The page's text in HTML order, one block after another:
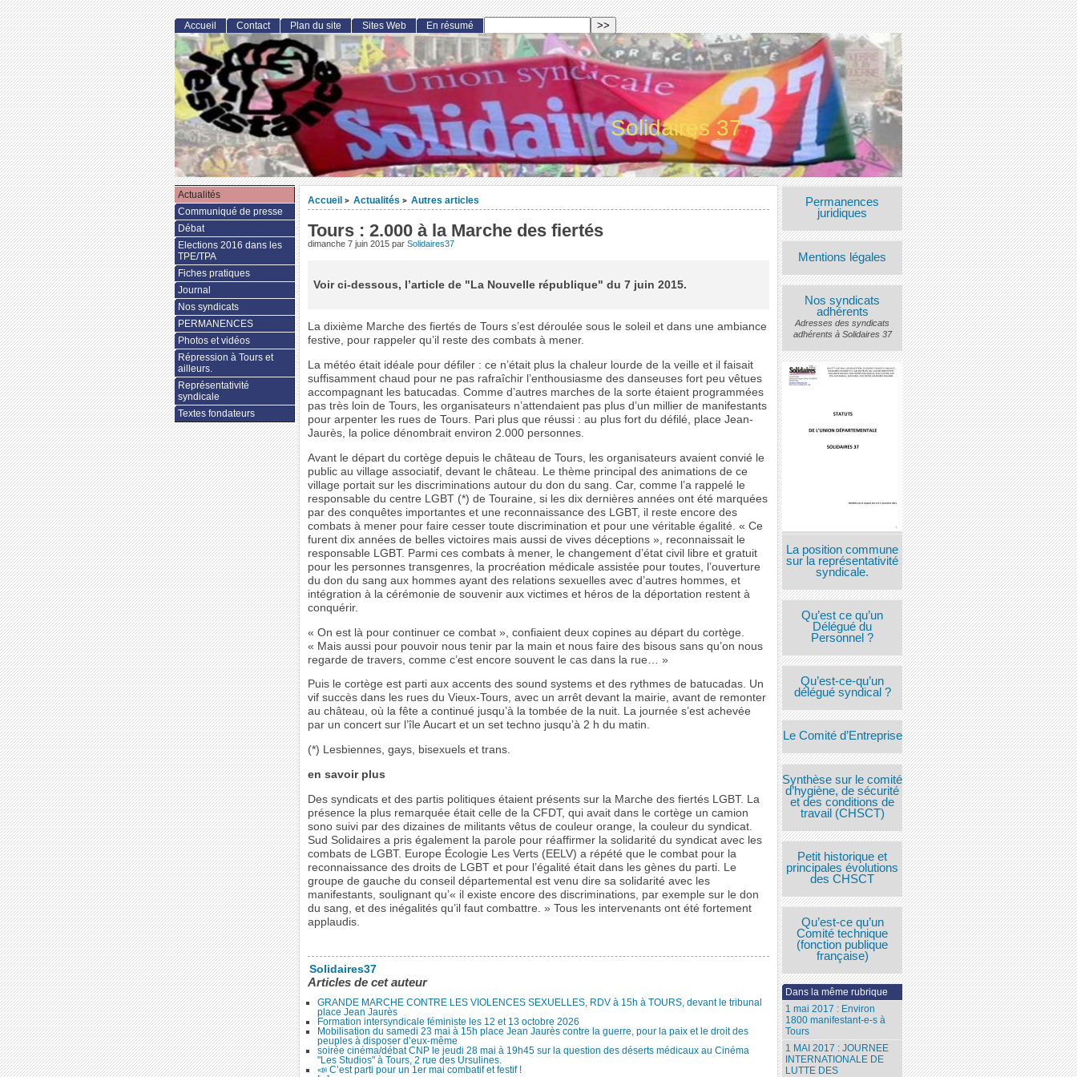
Solidaires 37
Accueil > Actualités > Autres articles
Tours : 2.000 à la Marche des fiertés
dimanche 7 juin 2015 par Solidaires37
Voir ci-dessous, l’article de "La Nouvelle république" du 7 juin 2015.
La dixième Marche des fiertés de Tours s’est déroulée sous le soleil et dans une ambiance
festive, pour rappeler qu’il reste des combats à mener.
La météo était idéale pour défiler : ce n’était plus la chaleur lourde de la veille et il faisait
suffisamment chaud pour ne pas rafraîchir l’enthousiasme des danseuses fort peu vêtues
accompagnant les batucadas. Comme d’autres marches de la sorte étaient programmées
pas très loin de Tours, les organisateurs n’attendaient pas plus d’un millier de manifestants
pour arpenter les rues de Tours. Pari plus que réussi : au plus fort du défilé, place Jean-
Jaurès, la police dénombrait environ 2.000 personnes.
Avant le départ du cortège depuis le château de Tours, les organisateurs avaient convié le
public au village associatif, devant le château. Le thème principal des animations de ce
village portait sur les discriminations autour du don du sang. Car, comme l’a rappelé le
responsable du centre LGBT (*) de Touraine, si les dix dernières années ont été marquées
par des conquêtes importantes et une reconnaissance des LGBT, il reste encore des
combats à mener pour faire cesser toute discrimination et pour une véritable égalité. « Ce
furent dix années de belles victoires mais aussi de vives déceptions », reconnaissait le
responsable LGBT. Parmi ces combats à mener, le changement d’état civil libre et gratuit
pour les personnes transgenres, la procréation médicale assistée pour toutes, l’ouverture
du don du sang aux hommes ayant des relations sexuelles avec d’autres hommes, et
intégration à la cérémonie de souvenir aux victimes et héros de la déportation restent à
conquérir.
« On est là pour continuer ce combat », confiaient deux copines au départ du cortège.
« Mais aussi pour pouvoir nous tenir par la main et nous faire des bisous sans qu’on nous
regarde de travers, comme c’est encore souvent le cas dans la rue… »
Puis le cortège est parti aux accents des sound systems et des rythmes de batucadas. Un
vif succès dans les rues du Vieux-Tours, avec un arrêt devant la mairie, avant de remonter
au château, où la fête a continué jusqu’à la tombée de la nuit. La journée s’est achevée
par un concert sur l’île Aucart et un set techno jusqu’à 2 h du matin.
(*) Lesbiennes, gays, bisexuels et trans.
en savoir plus
Des syndicats et des partis politiques étaient présents sur la Marche des fiertés LGBT. La
présence la plus remarquée était celle de la CFDT, qui avait dans le cortège un camion
sono suivi par des dizaines de militants vêtus de couleur orange, la couleur du syndicat.
Sud Solidaires a pris également la parole pour réaffirmer la solidarité du syndicat avec les
combats de LGBT. Europe Écologie Les Verts (EELV) a répété que le combat pour la
reconnaissance des droits de LGBT et pour l’égalité était dans les gènes du parti. Le
groupe de gauche du conseil départemental est venu dire sa solidarité avec les
manifestants, soulignant qu’« il existe encore des discriminations, par exemple sur le don
du sang, et des inégalités qu’il faut combattre. » Tous les intervenants ont été fortement
applaudis.
Solidaires37
Articles de cet auteur
GRANDE MARCHE CONTRE LES VIOLENCES SEXUELLES, RDV à 15h à TOURS, devant le tribunal
place Jean Jaurès
Formation intersyndicale féministe les 12 et 13 octobre 2026
Mobilisation du samedi 23 mai à 15h place Jean Jaurès contre la guerre, pour la paix et le droit des
peuples à disposer d’eux-même
soirée cinéma/débat CNP le jeudi 28 mai à 19h45 sur la question des déserts médicaux au Cinéma
"Les Studios" à Tours, 2 rue des Ursulines.
📣 C’est parti pour un 1er mai combatif et festif !
Permanences
juridiques
Mentions légales
Nos syndicats
adhérents
Adresses des syndicats
adhérents à Solidaires 37
La position commune
sur la représentativité
syndicale.
Qu’est ce qu’un
Délégué du
Personnel ?
Qu’est-ce-qu’un
délégué syndical ?
Le Comité d’Entreprise
Synthèse sur le comité
d’hygiène, de sécurité
et des conditions de
travail (CHSCT)
Petit historique et
principales évolutions
des CHSCT
Qu’est-ce qu’un
Comité technique
(fonction publique
française)
Dans la même rubrique
1 mai 2017 : Environ
1800 manifestant-e-s à
Tours
1 MAI 2017 : JOURNEE
INTERNATIONALE DE
LUTTE DES
Accueil Contact Plan du site Sites Web En résumé
Actualités
Communiqué de presse
Débat
Elections 2016 dans les
TPE/TPA
Fiches pratiques
Journal
Nos syndicats
PERMANENCES
Photos et vidéos
Répression à Tours et
ailleurs.
Représentativité
syndicale
Textes fondateurs